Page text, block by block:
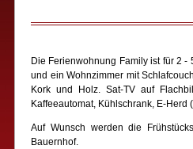
Die Ferienwohnung Family ist für 2
und ein Wohnzimmer mit
Kork und Holz. Sat-TV auf
Kaffeeautomat, Kühlschrank, E-Herd
Auf Wunsch werden die
Bauernhof.